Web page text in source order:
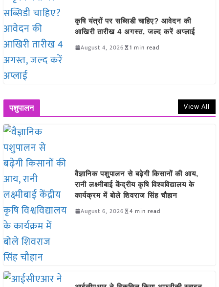
कृषि यंत्रों पर सब्सिडी चाहिए? आवेदन की
आखिरी तारीख 4 अगस्त, जल्द करें अप्लाई
August 4, 2026 1 min read
पशुपालन View All
वैज्ञानिक पशुपालन से बढ़ेगी किसानों की आय,
रानी लक्ष्मीबाई केंद्रीय कृषि विश्वविद्यालय के
कार्यक्रम में बोले शिवराज सिंह चौहान
August 6, 2026 4 min read